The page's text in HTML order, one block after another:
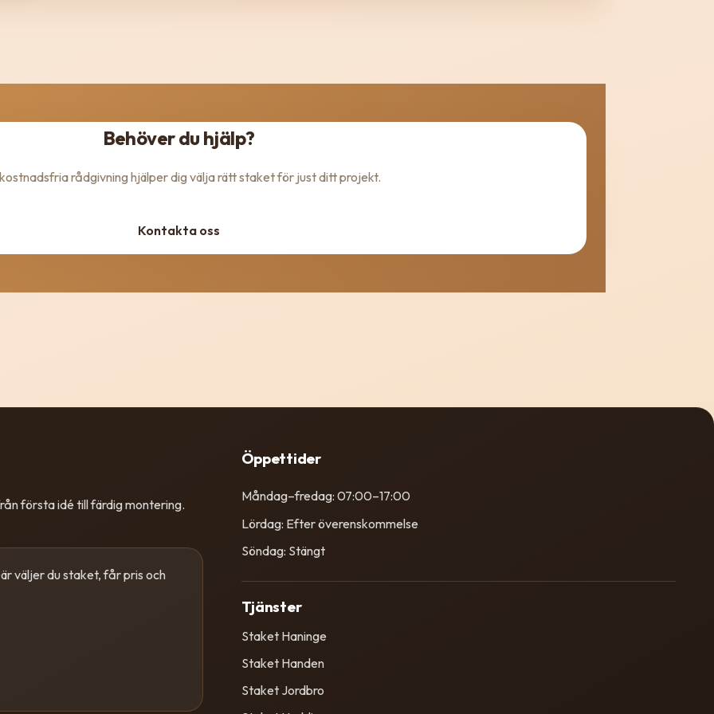
Behöver du hjälp?
rådgivning hjälper dig välja rätt staket för just ditt projekt.
Kontakta oss
första idé till färdig montering.
väljer du staket, får pris och
Öppettider
Måndag–fredag: 07:00–17:00
Lördag: Efter överenskommelse
Söndag: Stängt
Tjänster
Staket Haninge
Staket Handen
Staket Jordbro